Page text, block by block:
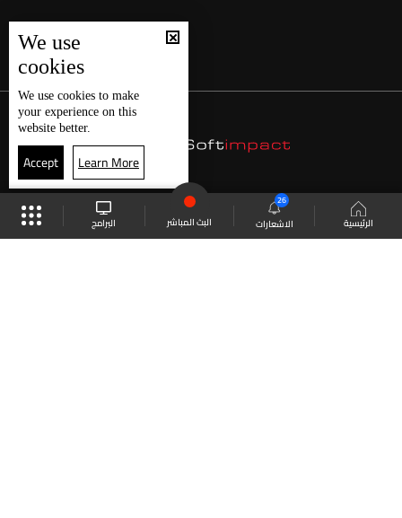
الرئيسية الاشعارات
26
البث المباشر البرامج
We use
cookies
We use cookies to make
your experience on this
website better.
Accept Learn More
موقع البرامج الجدول البث المباشر